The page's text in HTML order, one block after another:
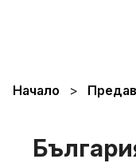
Начало